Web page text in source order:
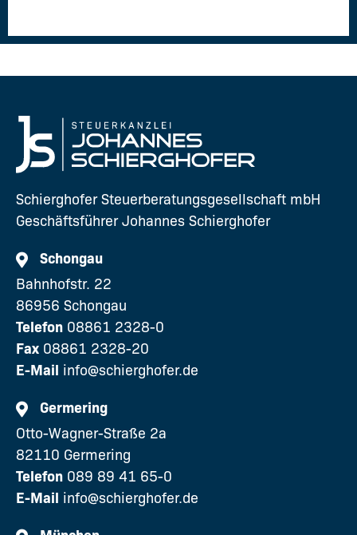
Schierghofer Steuerberatungsgesellschaft mbH
Geschäftsführer Johannes Schierghofer
Schongau
Bahnhofstr. 22
86956 Schongau
Telefon 08861 2328-0
Fax 08861 2328-20
E-Mail info@schierghofer.de
Germering
Otto-Wagner-Straße 2a
82110 Germering
Telefon 089 89 41 65-0
E-Mail info@schierghofer.de